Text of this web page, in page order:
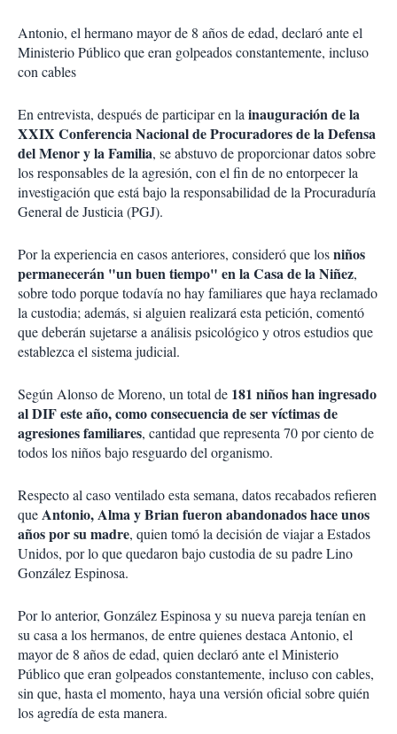
Antonio, el hermano mayor de 8 años de edad, declaró ante el
Ministerio Público que eran golpeados constantemente, incluso
con cables
En entrevista, después de participar en la inauguración de la
XXIX Conferencia Nacional de Procuradores de la Defensa
del Menor y la Familia, se abstuvo de proporcionar datos sobre
los responsables de la agresión, con el fin de no entorpecer la
investigación que está bajo la responsabilidad de la Procuraduría
General de Justicia (PGJ).
Por la experiencia en casos anteriores, consideró que losniños
permanecerán "un buen tiempo" en la Casa de la Niñez,
sobre todo porque todavía no hay familiares que haya reclamado
la custodia; además, si alguien realizará esta petición, comentó
que deberán sujetarse a análisis psicológico y otros estudios que
establezca el sistema judicial.
Según Alonso de Moreno, un total de 181 niños han ingresado
al DIF este año, como consecuencia de ser víctimas de
agresiones familiares, cantidad que representa 70 por ciento de
todos los niños bajo resguardo del organismo.
Respecto al caso ventilado esta semana, datos recabados refieren
queAntonio, Alma y Brian fueron abandonados hace unos
años por su madre, quien tomó la decisión de viajar a Estados
Unidos, por lo que quedaron bajo custodia de su padre Lino
González Espinosa.
Por lo anterior, González Espinosa y su nueva pareja tenían en
su casa a los hermanos, de entre quienes destaca Antonio, el
mayor de 8 años de edad, quien declaró ante el Ministerio
Público que eran golpeados constantemente, incluso con cables,
sin que, hasta el momento, haya una versión oficial sobre quién
los agredía de esta manera.